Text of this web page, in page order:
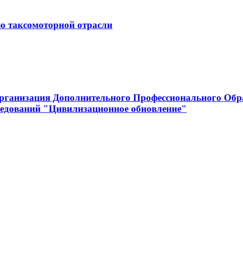
таксомоторной отрасли
Дополнительного Профессионального
"Цивилизационное обновление"